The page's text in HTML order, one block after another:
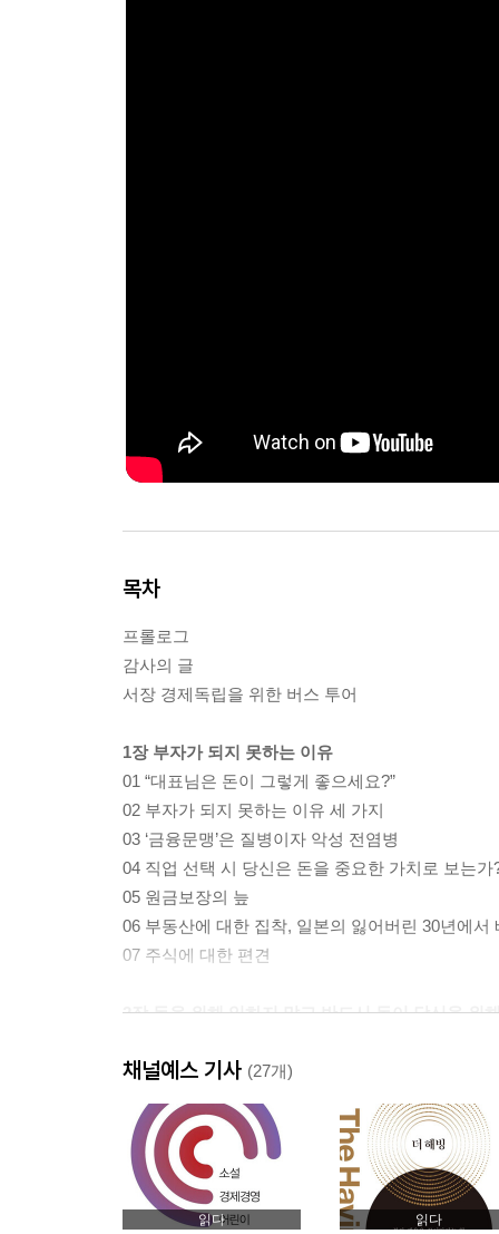
목차
프롤로그
감사의 글
서장 경제독립을 위한 버스 투어
1장 부자가 되지 못하는 이유
01 “대표님은 돈이 그렇게 좋으세요?”
02 부자가 되지 못하는 이유 세 가지
03 ‘금융문맹’은 질병이자 악성 전염병
04 직업 선택 시 당신은 돈을 중요한 가치로 보는가
05 원금보장의 늪
06 부동산에 대한 집착, 일본의 잃어버린 30년에서
07 주식에 대한 편견
2장 돈을 위해 일하지 말고 반드시 돈이 당신을 위
02 일본의 실패를 답습하지 마라
03 좁은 시야의 재테크에서 벗어나라
04 자녀를 일찍부터 자본가의 길로 이끌어라
05 황금알 낳는 거위를 죽이지 마라
06 주식이나 주식형 펀드에 반드시 투자해라
07 주식 vs. 펀드
채널예스 기사 (27개)
읽다 읽다